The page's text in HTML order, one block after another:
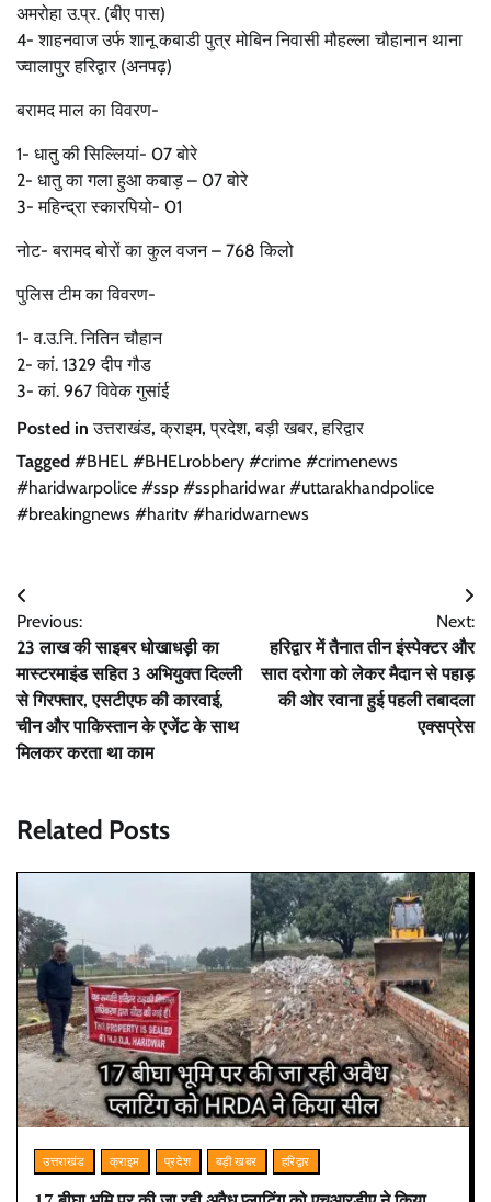
अमरोहा उ.प्र. (बीए पास)
4- शाहनवाज उर्फ शानू कबाडी पुत्र मोबिन निवासी मौहल्ला चौहानान थाना
ज्वालापुर हरिद्वार (अनपढ़)
बरामद माल का विवरण-
1- धातु की सिल्लियां- 07 बोरे
2- धातु का गला हुआ कबाड़ – 07 बोरे
3- महिन्द्रा स्कारपियो- 01
नोट- बरामद बोरों का कुल वजन – 768 किलो
पुलिस टीम का विवरण-
1- व.उ.नि. नितिन चौहान
2- कां. 1329 दीप गौड
3- कां. 967 विवेक गुसांई
Posted inउत्तराखंड,क्राइम,प्रदेश,बड़ी खबर,हरिद्वार
Tagged #BHEL #BHELrobbery #crime #crimenews
#haridwarpolice #ssp #sspharidwar #uttarakhandpolice
#breakingnews #haritv #haridwarnews
Post
navigation
Previous:
23 लाख की साइबर धोखाधड़ी का
मास्टरमाइंड सहित 3 अभियुक्त दिल्ली
से गिरफ्तार, एसटीएफ की कारवाई,
चीन और पाकिस्तान के एजेंट के साथ
मिलकर करता था काम
Next:
हरिद्वार में तैनात तीन इंस्पेक्टर और
सात दरोगा को लेकर मैदान से पहाड़
की ओर रवाना हुई पहली तबादला
एक्सप्रेस
Related Posts
उत्तराखंड क्राइम प्रदेश बड़ी खबर हरिद्वार